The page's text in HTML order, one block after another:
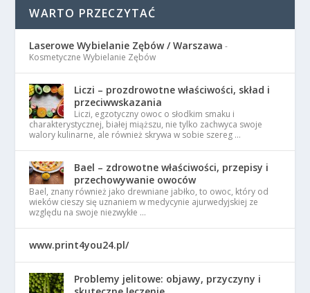
WARTO PRZECZYTAĆ
Laserowe Wybielanie Zębów / Warszawa -
Kosmetyczne Wybielanie Zębów
Liczi – prozdrowotne właściwości, skład i
przeciwwskazania
Liczi, egzotyczny owoc o słodkim smaku i
charakterystycznej, białej miąższu, nie tylko zachwyca swoje
walory kulinarne, ale również skrywa w sobie szereg …
Bael – zdrowotne właściwości, przepisy i
przechowywanie owoców
Bael, znany również jako drewniane jabłko, to owoc, który od
wieków cieszy się uznaniem w medycynie ajurwedyjskiej ze
względu na swoje niezwykłe …
www.print4you24.pl/
Problemy jelitowe: objawy, przyczyny i